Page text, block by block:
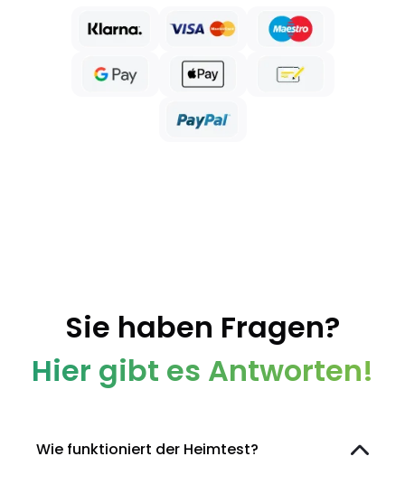
Sie haben Fragen?
Hier gibt es Antworten!
Wie funktioniert der Heimtest?